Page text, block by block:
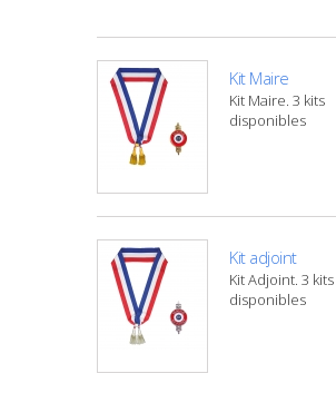
Kit Maire
Kit Maire. 3 kits
disponibles
Kit adjoint
Kit Adjoint. 3 kits
disponibles